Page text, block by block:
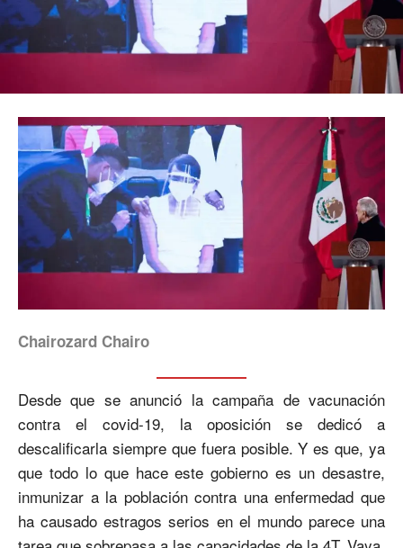
Chairozard Chairo
Desde que se anunció la campaña de vacunación
contra el covid-19, la oposición se dedicó a
descalificarla siempre que fuera posible. Y es que, ya
que todo lo que hace este gobierno es un desastre,
inmunizar a la población contra una enfermedad que
ha causado estragos serios en el mundo parece una